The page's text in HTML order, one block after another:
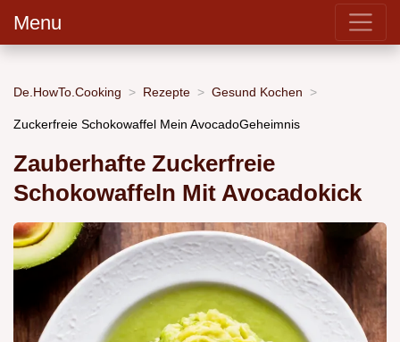
Menu
De.HowTo.Cooking Rezepte Gesund Kochen
Zuckerfreie Schokowaffel Mein AvocadoGeheimnis
Zauberhafte Zuckerfreie
Schokowaffeln Mit Avocadokick